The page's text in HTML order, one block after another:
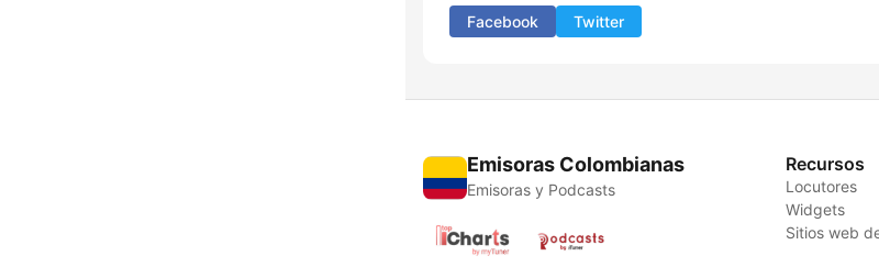
Facebook Twitter
Emisoras Colombianas
Emisoras y Podcasts
Recursos
Locutores
Widgets
Sitios web